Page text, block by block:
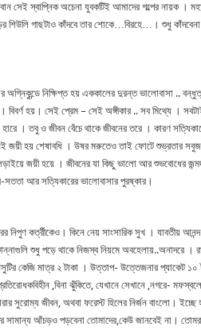
সেই স্বাপ্নিক অচেনা যুবকটিই আমাদের গল্পের নায়ক ।
শিউলি গাছটাও কাঁদবে তার শোকে…বিরহে…। শুধু
নিক্ষিপ্ত হয় এককালের দুরন্ত ভালোবাসা ..
হয়। সেই প্রেম – সেই অঙ্গীকার .. সব মিথ্যে ।
। তবু ও জীবন বেঁচে থাকে জীবনের তরে । কারণ
জয়ী হয় শেষাবধি । উষর মরুতেও তাই ফোটে শুভ্রতার
জয়ী হয়ে । জীবনের যা কিছু ভালো আর শুভবোধের
আর সত্যিকারের ভালোবাসার পুরষ্কার।
নিপুণ কর্ত্রীকেও। কিনে নেয় সাংসারিক সুখ । যাবতীয়
শুধু পড়ে থাকে নিজস্ব নিয়মে অবহেলায়..অনাদরে ।
কেজি মাত্র ২ টাকা । উত্তাপ- উত্তেজনার প্যাকেট
,বিনা ঝুঁকিতে, যেখানে সেখানে ,নগরে-
সুরোম্য জীবন, অথবা ফরেস্ট হিলের নির্জন বাংলো।
সামান্য আঁচড়ও পড়বেনা তোমাদের,কেউ জানবেই না। তোমরা